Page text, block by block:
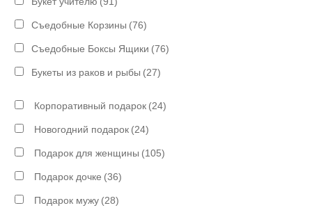
Съедобные Корзины (76)
Съедобные Боксы Ящики (76)
Букеты из раков и рыбы (27)
Корпоративный подарок (24)
Новогодний подарок (24)
Подарок для женщины (105)
Подарок дочке (36)
Подарок мужу (28)